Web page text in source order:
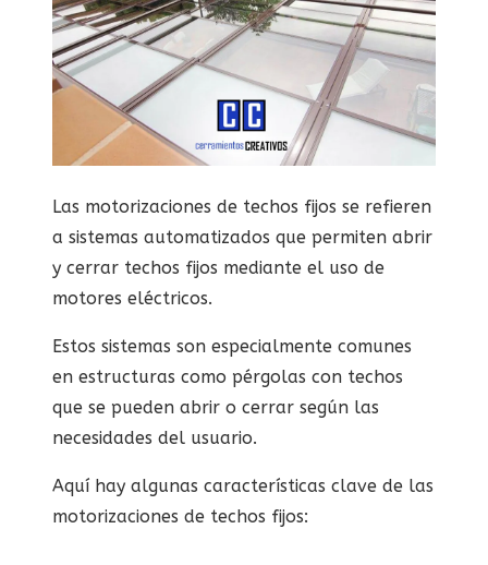
Las motorizaciones de techos fijos se refieren
a sistemas automatizados que permiten abrir
y cerrar techos fijos mediante el uso de
motores eléctricos.
Estos sistemas son especialmente comunes
en estructuras como pérgolas con techos
que se pueden abrir o cerrar según las
necesidades del usuario.
Aquí hay algunas características clave de las
motorizaciones de techos fijos: